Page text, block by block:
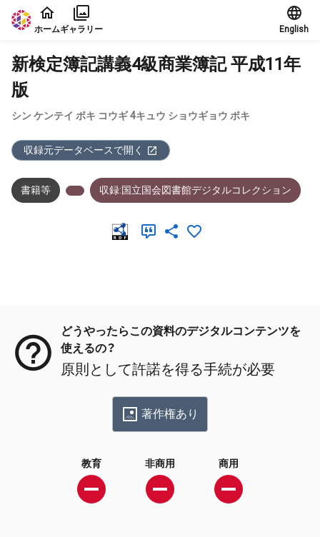
本文に飛ぶ
ホームギャラリー English
新検定簿記講義4級商業簿記 平成11年
版
シン ケンテイ ボキ コウギ 4キュウ ショウギョウ ボキ
収録元データベースで開く
書籍等 収録:国立国会図書館デジタルコレクション
どうやったらこの資料のデジタルコンテンツを
使えるの？
原則として許諾を得る手続が必要
著作権あり
教育 非商用 商用